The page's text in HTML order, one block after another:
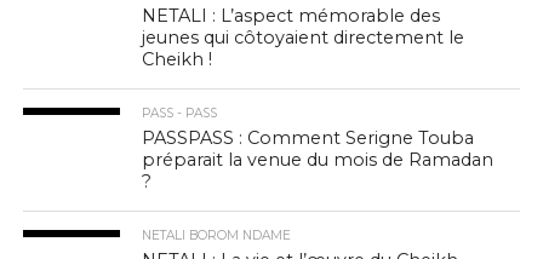
NETALI : L’aspect mémorable des
jeunes qui côtoyaient directement le
Cheikh !
PASS - PASS
PASSPASS : Comment Serigne Touba
préparait la venue du mois de Ramadan
?
NETALI BOROM NDAME